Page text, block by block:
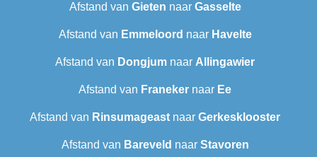
Afstand van Gieten naar Gasselte
Afstand van Emmeloord naar Havelte
Afstand van Dongjum naar Allingawier
Afstand van Franeker naar Ee
Afstand van Rinsumageast naar Gerkesklooster
Afstand van Bareveld naar Stavoren